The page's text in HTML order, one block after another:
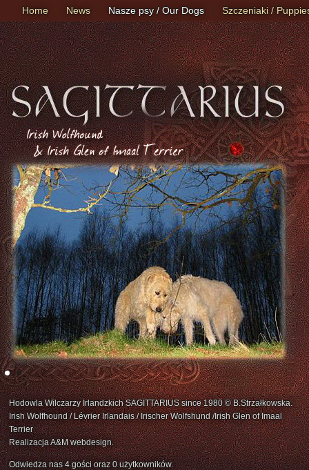
Home News Nasze psy / Our Dogs Szczeniaki /
Hodowla Wilczarzy Irlandzkich SAGITTARIUS since 1980 © B.Strzałkowska.
Irish Wolfhound / Lévrier Irlandais / Irischer Wolfshund /Irish Glen of Imaal
Terrier
Realizacja A&M webdesign.
Odwiedza nas 4 gości oraz 0 użytkowników.